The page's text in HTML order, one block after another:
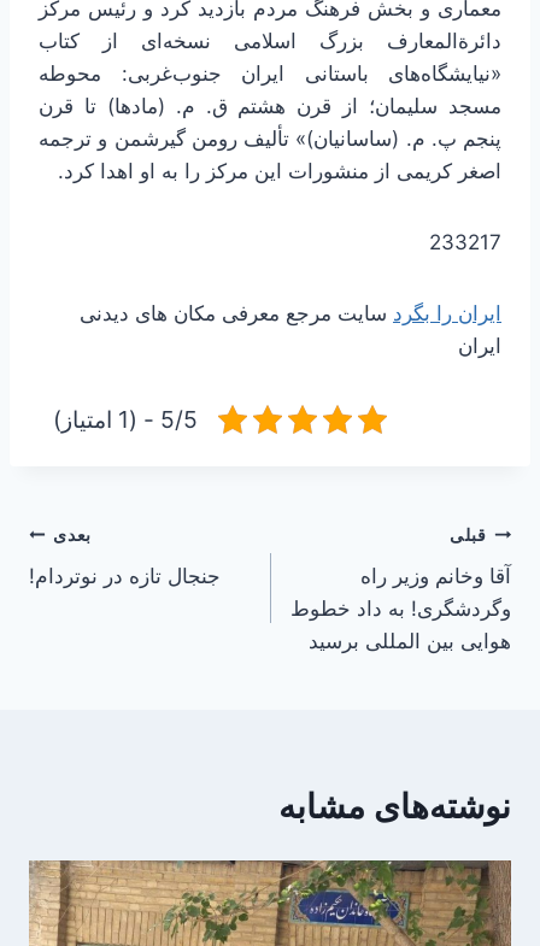
معماری و بخش فرهنگ مردم بازدید کرد و رئیس مرکز
دائرةالمعارف بزرگ اسلامی نسخه‌ای از کتاب
«نیایشگاه‌های باستانی ایران جنوب‌غربی: محوطه
مسجد سلیمان؛ از قرن هشتم ق. م. (مادها) تا قرن
پنجم پ. م. (ساسانیان)» تألیف رومن گیرشمن و ترجمه
اصغر کریمی از منشورات این مرکز را به او اهدا کرد.
233217
ایران را بگرد سایت مرجع معرفی مکان های دیدنی
ایران
5/5 - (1 امتیاز)
راهبری
نوشته
قبلی
آقا وخانم وزیر راه
وگردشگری! به داد خطوط
هوایی بین المللی برسید
بعدی
جنجال تازه در نوتردام!
نوشته‌های مشابه